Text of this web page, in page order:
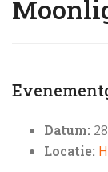
Datum:
Locatie: